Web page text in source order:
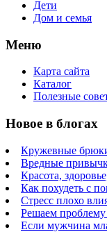
Дети
Дом и семья
Меню
Карта сайта
Каталог
Полезные
Новое в блогах
Кружевные
Вредные
Красота,
Как похудеть с
Стресс плохо
Решаем
Если мужчина